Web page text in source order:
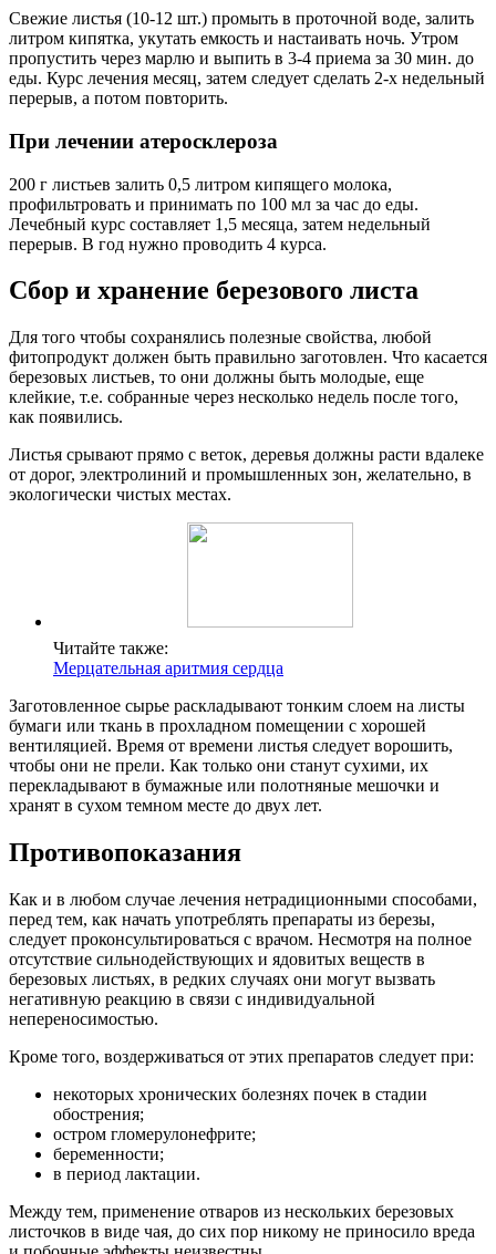
Свежие листья (10-12 шт.) промыть в проточной воде, залить
литром кипятка, укутать емкость и настаивать ночь. Утром
пропустить через марлю и выпить в 3-4 приема за 30 мин. до
еды. Курс лечения месяц, затем следует сделать 2-х недельный
перерыв, а потом повторить.
При лечении атеросклероза
200 г листьев залить 0,5 литром кипящего молока,
профильтровать и принимать по 100 мл за час до еды.
Лечебный курс составляет 1,5 месяца, затем недельный
перерыв. В год нужно проводить 4 курса.
Сбор и хранение березового листа
Для того чтобы сохранялись полезные свойства, любой
фитопродукт должен быть правильно заготовлен. Что касается
березовых листьев, то они должны быть молодые, еще
клейкие, т.е. собранные через несколько недель после того,
как появились.
Листья срывают прямо с веток, деревья должны расти вдалеке
от дорог, электролиний и промышленных зон, желательно, в
экологически чистых местах.
Читайте также:
Мерцательная аритмия сердца
Заготовленное сырье раскладывают тонким слоем на листы
бумаги или ткань в прохладном помещении с хорошей
вентиляцией. Время от времени листья следует ворошить,
чтобы они не прели. Как только они станут сухими, их
перекладывают в бумажные или полотняные мешочки и
хранят в сухом темном месте до двух лет.
Противопоказания
Как и в любом случае лечения нетрадиционными способами,
перед тем, как начать употреблять препараты из березы,
следует проконсультироваться с врачом. Несмотря на полное
отсутствие сильнодействующих и ядовитых веществ в
березовых листьях, в редких случаях они могут вызвать
негативную реакцию в связи с индивидуальной
непереносимостью.
Кроме того, воздерживаться от этих препаратов следует при:
некоторых хронических болезнях почек в стадии
обострения;
остром гломерулонефрите;
беременности;
в период лактации.
Между тем, применение отваров из нескольких березовых
листочков в виде чая, до сих пор никому не приносило вреда